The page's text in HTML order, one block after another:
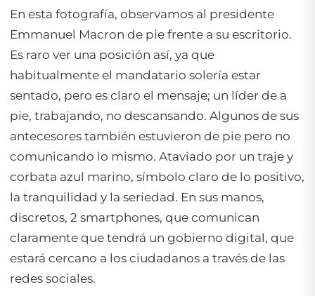
En esta fotografía, observamos al presidente
Emmanuel Macron de pie frente a su escritorio.
Es raro ver una posición así, ya que
habitualmente el mandatario solería estar
sentado, pero es claro el mensaje; un líder de a
pie, trabajando, no descansando. Algunos de sus
antecesores también estuvieron de pie pero no
comunicando lo mismo. Ataviado por un traje y
corbata azul marino, símbolo claro de lo positivo,
la tranquilidad y la seriedad. En sus manos,
discretos, 2 smartphones, que comunican
claramente que tendrá un gobierno digital, que
estará cercano a los ciudadanos a través de las
redes sociales.